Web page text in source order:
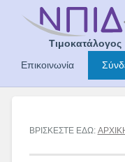
Τιμοκατάλογος
Επικοινωνία
ΒΡΙΣΚΕΣΤΕ ΕΔΩ: